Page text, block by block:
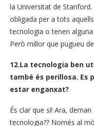
la Universitat de Stanford.
obligada per a tots
tecnologia o tenen alguna
Però millor que pugueu
12.La tecnologia ben
també és perillosa. Es
estar enganxat?
És clar que sí! Ara, deman
tecnologia?? Només al